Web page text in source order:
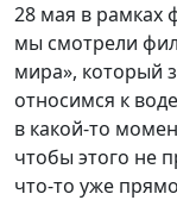
28 мая в рамках
мы смотрели
мира», который
относимся к
в какой-то
чтобы этого не
что-то уже